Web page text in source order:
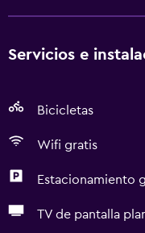
Servicios e
Bicicletas
Wifi gratis
Estacionamiento
TV de pantalla